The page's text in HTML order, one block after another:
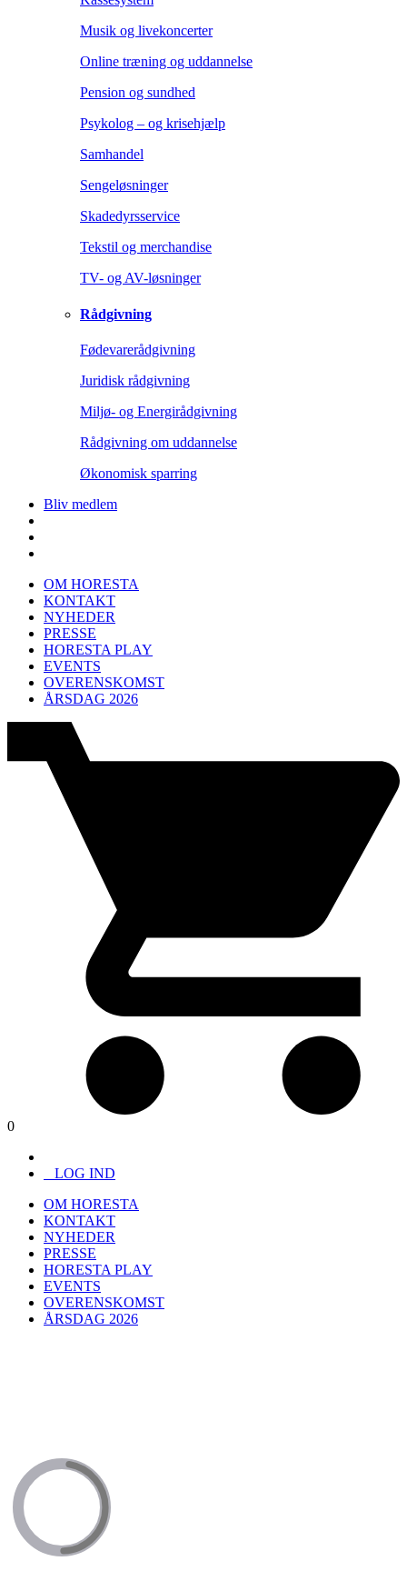
Musik og livekoncerter
Online træning og uddannelse
Pension og sundhed
Psykolog – og krisehjælp
Samhandel
Sengeløsninger
Skadedyrsservice
Tekstil og merchandise
TV- og AV-løsninger
Rådgivning
Fødevarerådgivning
Juridisk rådgivning
Miljø- og Energirådgivning
Rådgivning om uddannelse
Økonomisk sparring
Bliv medlem
OM HORESTA
KONTAKT
NYHEDER
PRESSE
HORESTA PLAY
EVENTS
OVERENSKOMST
ÅRSDAG 2026
0
LOG IND
OM HORESTA
KONTAKT
NYHEDER
PRESSE
HORESTA PLAY
EVENTS
OVERENSKOMST
ÅRSDAG 2026